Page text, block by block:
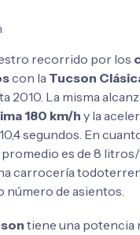
recorrido por los
con la Tucson
2010. La misma
180 km/h y la
segundos. En
es de 8 litros/
carrocería
número de asientos.
tiene una potencia